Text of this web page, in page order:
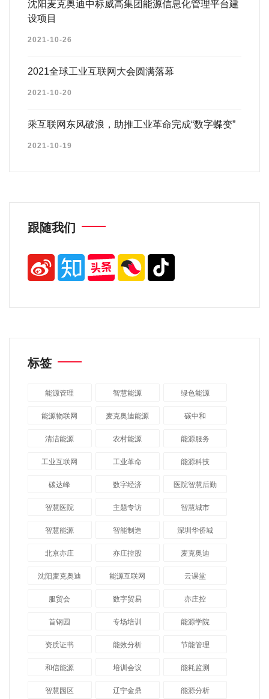
沈阳麦克奥迪中标威高集团能源信息化管理平台建
设项目
2021-10-26
2021全球工业互联网大会圆满落幕
2021-10-20
乘互联网东风破浪，助推工业革命完成“数字蝶变”
2021-10-19
跟随我们
标签
能源管理 智慧能源 绿色能源
能源物联网 麦克奥迪能源 碳中和
清洁能源 农村能源 能源服务
工业互联网 工业革命 能源科技
碳达峰 数字经济 医院智慧后勤
智慧医院 主题专访 智慧城市
​智慧能源 智能制造 深圳华侨城
北京亦庄 亦庄控股 麦克奥迪
沈阳麦克奥迪 能源互联网 云课堂
服贸会 数字贸易 亦庄控
首钢园 专场培训 能源学院
资质证书 能效分析 节能管理
和信能源 培训会议 能耗监测
智慧园区 辽宁金鼎 能源分析